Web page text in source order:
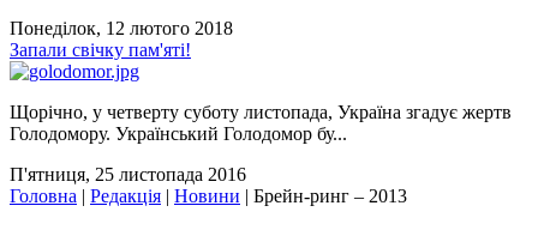
Понеділок, 12 лютого 2018
Запали свічку пам'яті!
Щорічно, у четверту суботу листопада, Україна згадує жертв
Голодомору. Український Голодомор бу...
П'ятниця, 25 листопада 2016
Головна | Редакція | Новини | Брейн-ринг – 2013